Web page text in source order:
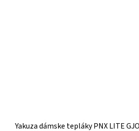
Yakuza dámske tepláky PNX LITE